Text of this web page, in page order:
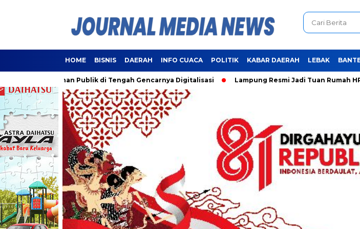
HOME BISNIS DAERAH INFO CUACA POLITIK KABAR DAERAH LEBAK
Pelayanan Publik di Tengah Gencarnya Digitalisasi Lampung Resmi Jadi Tuan Rumah HPN dan